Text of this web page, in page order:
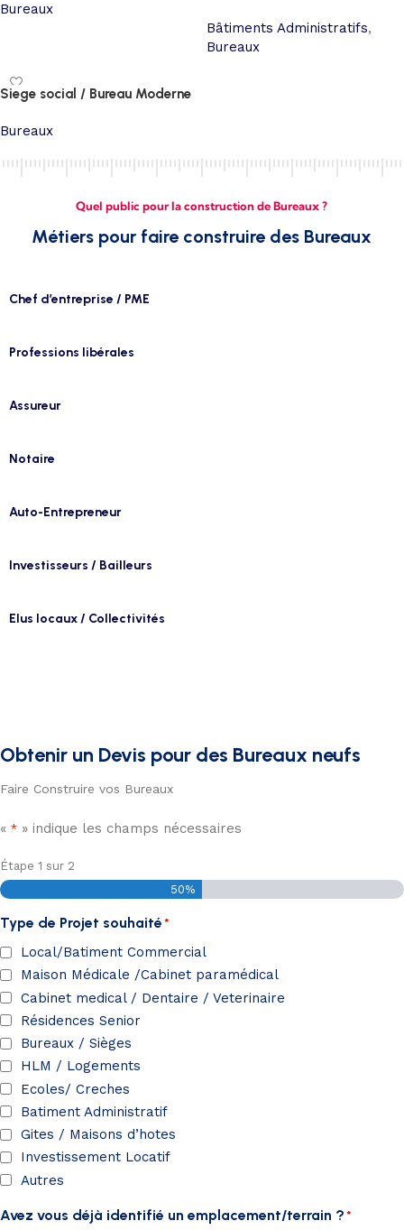
Bureaux
Bâtiments Administratifs,
Bureaux
Siege social / Bureau Moderne
Bureaux
Quel public pour la construction de Bureaux ?
Métiers pour faire construire des Bureaux
Chef d’entreprise / PME
Professions libérales
Assureur
Notaire
Auto-Entrepreneur
Investisseurs / Bailleurs
Elus locaux / Collectivités
Obtenir un Devis pour des Bureaux neufs
Faire Construire vos Bureaux
« * » indique les champs nécessaires
Étape 1 sur 2
50%
Type de Projet souhaité *
Local/Batiment Commercial
Maison Médicale /Cabinet paramédical
Cabinet medical / Dentaire / Veterinaire
Résidences Senior
Bureaux / Sièges
HLM / Logements
Ecoles/ Creches
Batiment Administratif
Gites / Maisons d’hotes
Investissement Locatif
Autres
Avez vous déjà identifié un emplacement/terrain ? *